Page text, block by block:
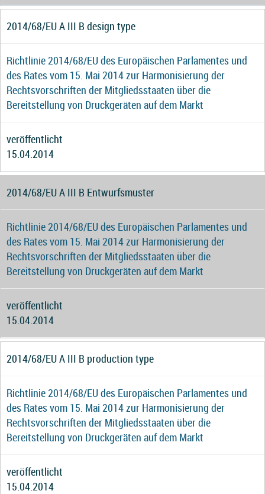
2014/68/EU A III B design type
Richtlinie 2014/68/EU des Europäischen Parlamentes und
des Rates vom 15. Mai 2014 zur Harmonisierung der
Rechtsvorschriften der Mitgliedsstaaten über die
Bereitstellung von Druckgeräten auf dem Markt
veröffentlicht
15.04.2014
2014/68/EU A III B Entwurfsmuster
Richtlinie 2014/68/EU des Europäischen Parlamentes und
des Rates vom 15. Mai 2014 zur Harmonisierung der
Rechtsvorschriften der Mitgliedsstaaten über die
Bereitstellung von Druckgeräten auf dem Markt
veröffentlicht
15.04.2014
2014/68/EU A III B production type
Richtlinie 2014/68/EU des Europäischen Parlamentes und
des Rates vom 15. Mai 2014 zur Harmonisierung der
Rechtsvorschriften der Mitgliedsstaaten über die
Bereitstellung von Druckgeräten auf dem Markt
veröffentlicht
15.04.2014